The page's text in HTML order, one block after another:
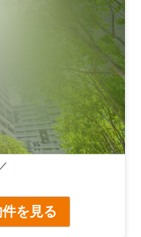
濯機パン新調●トイ
を見る